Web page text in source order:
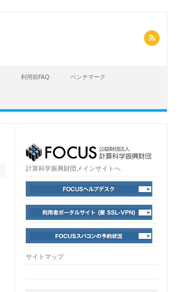
利用前FAQ ベンチマーク
計算科学振興財団メインサイトへ
サイトマップ